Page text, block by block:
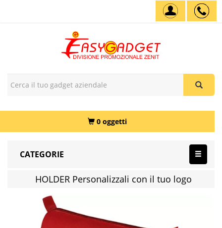
0 oggetti
CATEGORIE
HOLDER Personalizzali con il tuo logo